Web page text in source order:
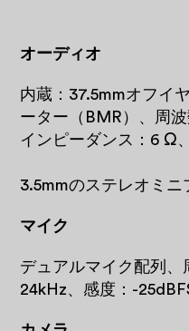
オーディオ
内蔵：37.5mmオフイ
ーター（BMR）、周
インピーダンス：6 Ω
3.5mmのステレオミニ
マイク
デュアルマイク配列、
24kHz、感度：-